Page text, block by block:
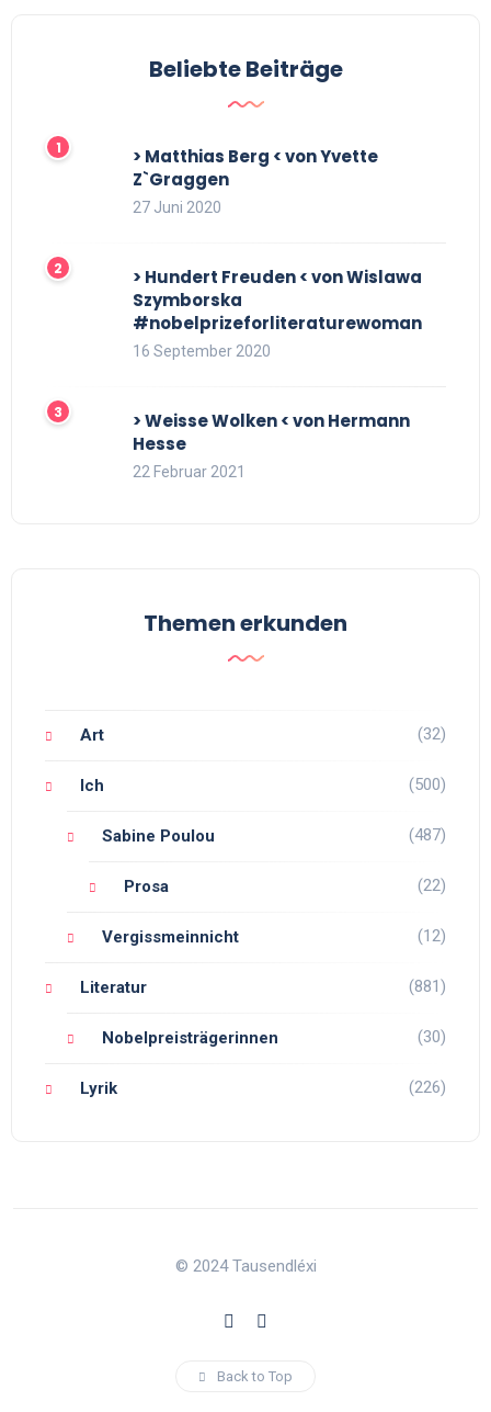
Beliebte Beiträge
> Matthias Berg < von Yvette
Z`Graggen
27 Juni 2020
> Hundert Freuden < von Wislawa
Szymborska
#nobelprizeforliteraturewoman
16 September 2020
> Weisse Wolken < von Hermann
Hesse
22 Februar 2021
Themen erkunden
Art (32)
Ich (500)
Sabine Poulou (487)
Prosa (22)
Vergissmeinnicht (12)
Literatur (881)
Nobelpreisträgerinnen (30)
Lyrik (226)
© 2024 Tausendléxi
Back to Top